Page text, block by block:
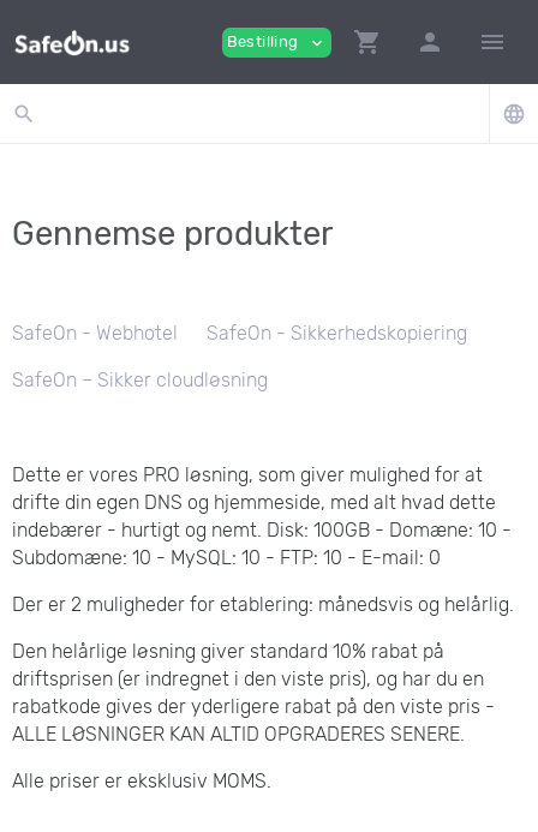
Bestilling expand_more shopping_cart person menu
search language
Gennemse produkter
SafeOn - Webhotel SafeOn - Sikkerhedskopiering
SafeOn – Sikker cloudløsning
Dette er vores PRO løsning, som giver mulighed for at
drifte din egen DNS og hjemmeside, med alt hvad dette
indebærer - hurtigt og nemt. Disk: 100GB - Domæne: 10 -
Subdomæne: 10 - MySQL: 10 - FTP: 10 - E-mail: 0
Der er 2 muligheder for etablering: månedsvis og helårlig.
Den helårlige løsning giver standard 10% rabat på
driftsprisen (er indregnet i den viste pris), og har du en
rabatkode gives der yderligere rabat på den viste pris -
ALLE LØSNINGER KAN ALTID OPGRADERES SENERE.
Alle priser er eksklusiv MOMS.